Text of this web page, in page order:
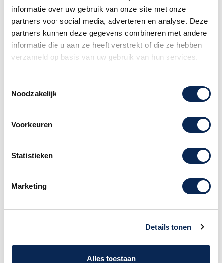
informatie over uw gebruik van onze site met onze
partners voor social media, adverteren en analyse. Deze
partners kunnen deze gegevens combineren met andere
informatie die u aan ze heeft verstrekt of die ze hebben
verzameld op basis van uw gebruik van hun services.
Noodzakelijk
Voorkeuren
Statistieken
Marketing
Details tonen
Alles toestaan
Sire Larry Carlton S7V 3TS, 3Tone
sunburst
Carlton is de gitaarlijn van Sire ontstaan!
3-tone sunburst
vintage stijl met een traditioneel ontwerp en
geluid.De Sire S7 heeft een toets met afronding
en een satijnen halsafwerking voor een betere
speelervaring.
Kenmerken van de Sire S7 Larry
Gevlamde esdoorn top